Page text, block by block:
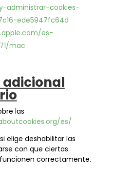
administrar-cookies-
ede5947fc64d
es-
mac
las
es/
elige deshabilitar las
con que ciertas
correctamente.